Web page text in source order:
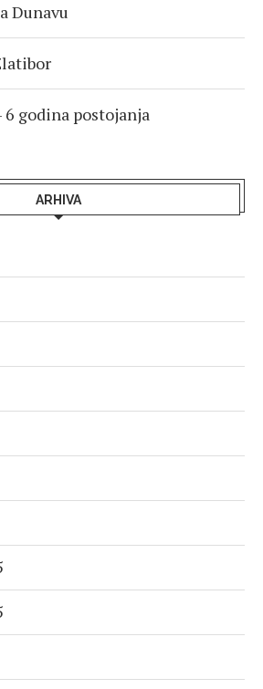
Dunavu
godina postojanja
ARHIVA